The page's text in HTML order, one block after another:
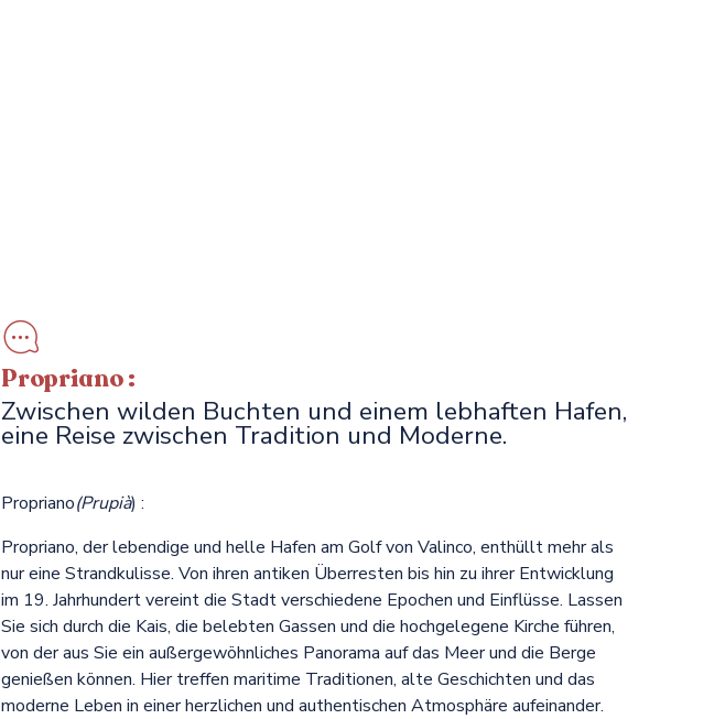
Propriano :
Zwischen wilden Buchten und einem lebhaften Hafen,
eine Reise zwischen Tradition und Moderne.
Propriano(Prupià) :
Propriano, der lebendige und helle Hafen am Golf von Valinco, enthüllt mehr als
nur eine Strandkulisse. Von ihren antiken Überresten bis hin zu ihrer Entwicklung
im 19. Jahrhundert vereint die Stadt verschiedene Epochen und Einflüsse. Lassen
Sie sich durch die Kais, die belebten Gassen und die hochgelegene Kirche führen,
von der aus Sie ein außergewöhnliches Panorama auf das Meer und die Berge
genießen können. Hier treffen maritime Traditionen, alte Geschichten und das
moderne Leben in einer herzlichen und authentischen Atmosphäre aufeinander.